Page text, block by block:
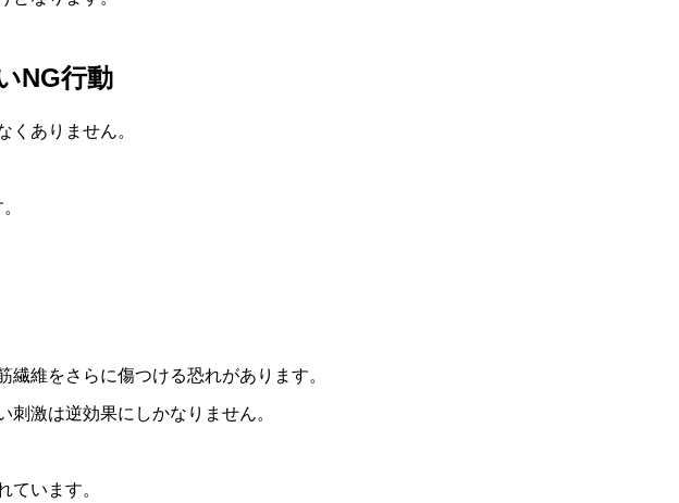
NG行動
くありません。
維をさらに傷つける恐れがあります。
激は逆効果にしかなりません。
ています。